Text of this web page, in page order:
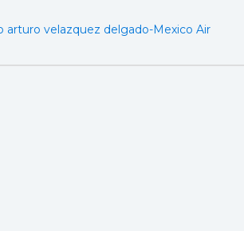
arturo velazquez delgado-Mexico Air